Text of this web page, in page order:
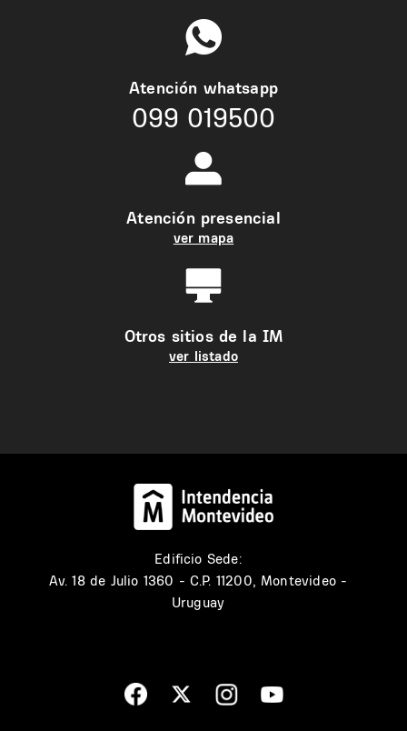
Atención whatsapp
099 019500
Atención presencial
ver mapa
Otros sitios de la IM
ver listado
Edificio Sede:
Av. 18 de Julio 1360 - C.P. 11200, Montevideo -
Uruguay